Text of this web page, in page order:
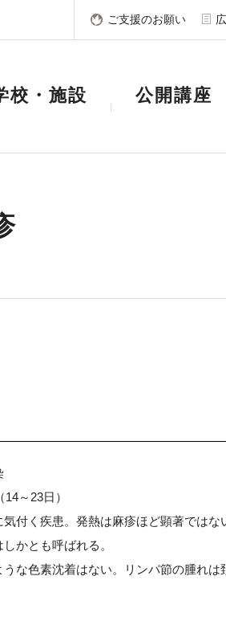
ご支援のお願い
校・施設 公開講座
～23日）
付く疾患。発熱は麻疹ほど顕著では
かとも呼ばれる。
な色素沈着はない。リンパ節の腫れ